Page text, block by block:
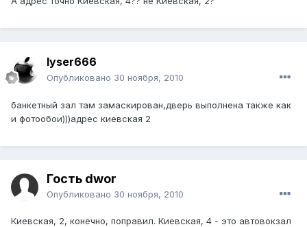
lyser666
Опубликовано 30 ноября, 2010
банкетный зал там замаскирован,дверь выполнена также как
и фотообои)))адрес киевская 2
Гость dwor
Опубликовано 30 ноября, 2010
Киевская, 2, конечно, поправил. Киевская, 4 - это автовокзал